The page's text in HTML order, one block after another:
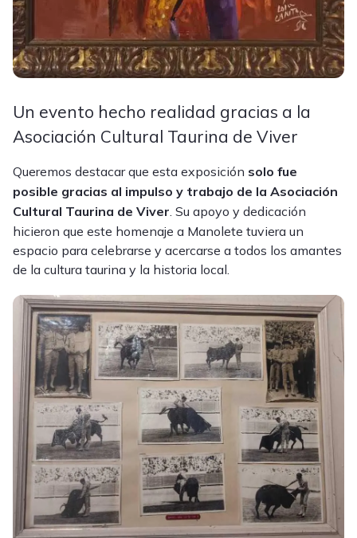
Un evento hecho realidad gracias a la
Asociación Cultural Taurina de Viver
Queremos destacar que esta exposición solo fue
posible gracias al impulso y trabajo de la Asociación
Cultural Taurina de Viver. Su apoyo y dedicación
hicieron que este homenaje a Manolete tuviera un
espacio para celebrarse y acercarse a todos los amantes
de la cultura taurina y la historia local.